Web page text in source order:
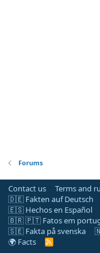
Forums
Contact us Terms and
🇩🇪 Fakten auf Deutsch
🇪🇸 Hechos en Español
🇧🇷 🇵🇹 Fatos em
🇸🇪 Fakta på svenska
🌍 Facts
R